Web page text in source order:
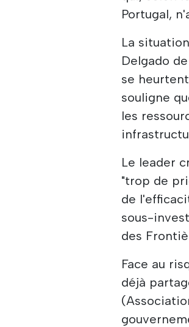
Portugal,
La
Delgado
se
souligne
les
Le leader
"trop de
de
sous-
des
Face au
déjà